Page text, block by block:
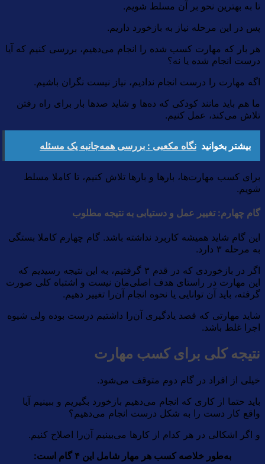
تا به بهترین نحو بر آن مسلط شویم.
پس در این مرحله نیاز به بازخورد داریم.
هر بار که مهارت کسب شده را انجام می‌دهیم، بررسی کنیم که آیا
درست انجام شده یا نه؟
اگه مهارت را درست انجام ندادیم، نیاز نیست نگران باشیم.
ما هم باید مانند کودکی که ده‌ها و شاید صدها بار برای راه رفتن
تلاش می‌کند، عمل کنیم.
بیشتر بخوانید نگاه مکعبی : بررسی همه‌جانبه یک مسئله
برای کسب مهارت‌ها، بارها و بارها تلاش کنیم، تا کاملا مسلط
شویم.
گام چهارم: تغییر عمل و دستیابی به نتیجه مطلوب
این گام شاید همیشه کاربرد نداشته باشد. گام چهارم کاملا بستگی
به مرحله ۳ دارد.
اگر در بازخوردی که در قدم ۳ گرفتیم، به این نتیجه رسیدیم که
این مهارت در راستای هدف اصلی‌مان نیست و اشتباه کلی صورت
گرفته، باید آن توانایی یا نحوه انجام آن‌را تغییر دهیم.
شاید مهارتی که قصد یادگیری آن‌را داشتیم درست بوده ولی شیوه
اجرا غلط باشد.
نتیجه کلی برای کسب مهارت
خیلی از افراد در گام دوم متوقف می‌شود.
باید حتما از کاری که انجام می‌دهیم بازخورد بگیریم و ببینیم آیا
واقع کار دست را به شکل درست انجام می‌دهیم؟
و اگر اشکالی در هر کدام از کارها می‌بینیم آن‌را اصلاح کنیم.
به‌طور خلاصه کسب هر مهار شامل این ۴ گام است: